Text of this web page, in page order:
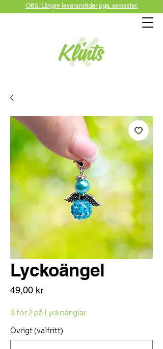
OBS: Längre leveranstider pga. semester.
Lyckoängel
49,00 krPris
3 för 2 på Lyckoänglar
Övrigt (valfritt)